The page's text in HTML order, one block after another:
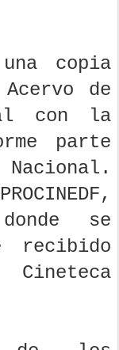
copia
de
con la
parte
se
recibido